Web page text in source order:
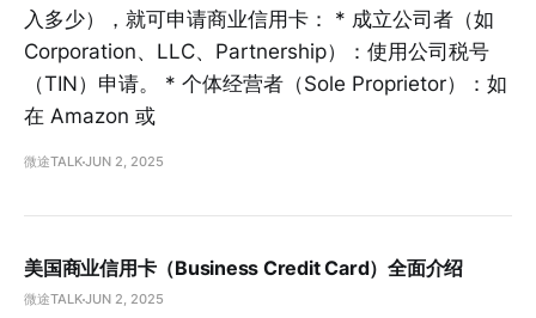
入多少），就可申请商业信用卡： * 成立公司者（如
Corporation、LLC、Partnership）：使用公司税号
（TIN）申请。 * 个体经营者（Sole Proprietor）：如
在 Amazon 或
微途TALKJUN 2, 2025
美国商业信用卡（Business Credit Card）全面介绍
微途TALKJUN 2, 2025